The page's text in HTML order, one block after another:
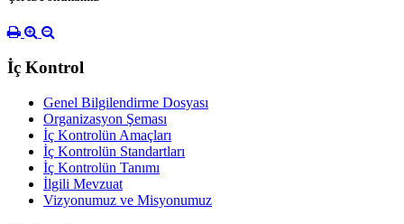
İç Kontrol
Genel Bilgilendirme Dosyası
Organizasyon Şeması
İç Kontrolün Amaçları
İç Kontrolün Standartları
İç Kontrolün Tanımı
İlgili Mevzuat
Vizyonumuz ve Misyonumuz